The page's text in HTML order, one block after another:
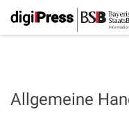
Allgemeine